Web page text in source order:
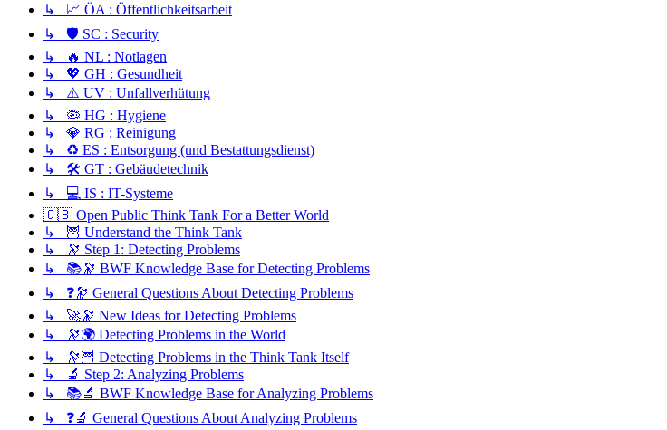
↳ 📈 ÖA : Öffentlichkeitsarbeit
↳ 🛡️ SC : Security
↳ 🔥 NL : Notlagen
↳ 💖 GH : Gesundheit
↳ ⚠️ UV : Unfallverhütung
↳ 🦠 HG : Hygiene
↳ 💎 RG : Reinigung
↳ ♻️ ES : Entsorgung (und Bestattungsdienst)
↳ 🛠️ GT : Gebäudetechnik
↳ 💻 IS : IT-Systeme
🇬🇧 Open Public Think Tank For a Better World
↳ 🦉 Understand the Think Tank
↳ 🔭 Step 1: Detecting Problems
↳ 📚🔭 BWF Knowledge Base for Detecting Problems
↳ ❓🔭 General Questions About Detecting Problems
↳ 🚀🔭 New Ideas for Detecting Problems
↳ 🔭🌍 Detecting Problems in the World
↳ 🔭🦉 Detecting Problems in the Think Tank Itself
↳ 🔬 Step 2: Analyzing Problems
↳ 📚🔬 BWF Knowledge Base for Analyzing Problems
↳ ❓🔬 General Questions About Analyzing Problems